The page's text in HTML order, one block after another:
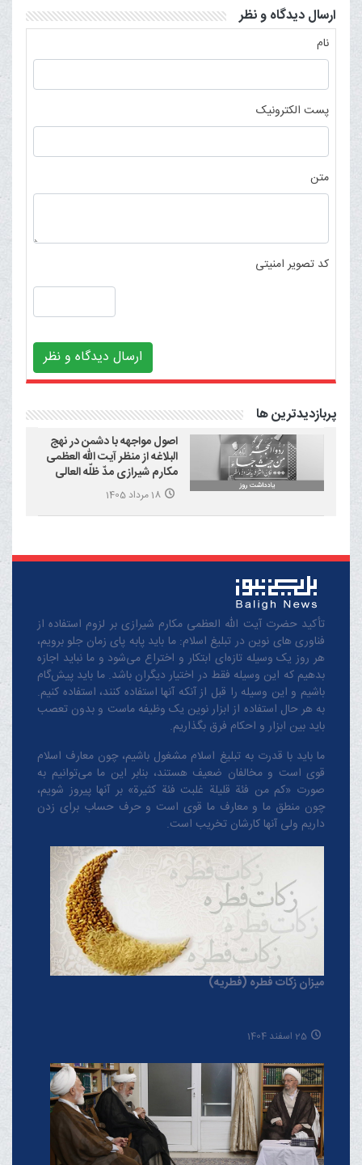
ارسال دیدگاه و نظر
نام
پست الکترونیک
متن
کد تصویر امنیتی
ارسال دیدگاه و نظر
پربازدیدترین ها
اصول مواجهه با دشمن در نهج
البلاغه از منظر آیت الله العظمی
مکارم شیرازی مدّ ظلّه العالی
18 مرداد 1405
تأکید حضرت آیت الله العظمی مکارم شیرازی بر لزوم استفاده از
فناوری های نوین در تبلیغ اسلام: ما باید پابه پای زمان جلو برویم،
هر روز یک وسیله تازه‌ای ابتکار و اختراع می‌شود و ما نباید اجازه
بدهیم که این وسیله فقط در اختیار دیگران باشد. ما باید پیش‌گام
باشیم و این وسیله را قبل از آنکه آنها استفاده کنند، استفاده کنیم.
به هر حال استفاده از ابزار نوین یک وظیفه ماست و بدون تعصب
باید بین ابزار و احکام فرق بگذاریم.
ما باید با قدرت به تبلیغ اسلام مشغول باشیم، چون معارف اسلام
قوی است و مخالفان ضعیف هستند، بنابر این ما می‌توانیم به
صورت «کم من فئة قلیلة غلبت فئة کثیرة» بر آنها پیروز شویم،
چون منطق‌ ما و معارف ‌ما قوی است و حرف حساب برای زدن
داریم ولی آنها کارشان تخریب است.
میزان زکات فطره (فطریه)
25 اسفند 1404